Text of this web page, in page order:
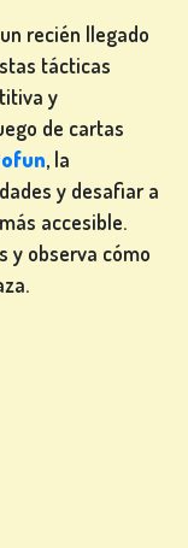
recién llegado
tácticas
y
de cartas
, la
y desafiar a
accesible.
y observa cómo